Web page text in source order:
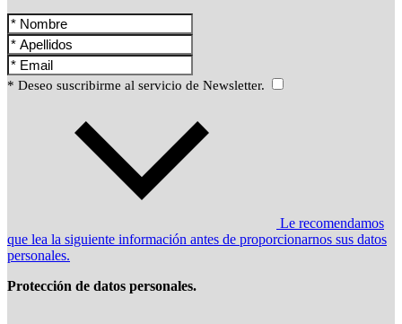
* Deseo suscribirme al servicio de Newsletter.
Le recomendamos
que lea la siguiente información antes de proporcionarnos sus datos
personales.
Protección de datos personales.